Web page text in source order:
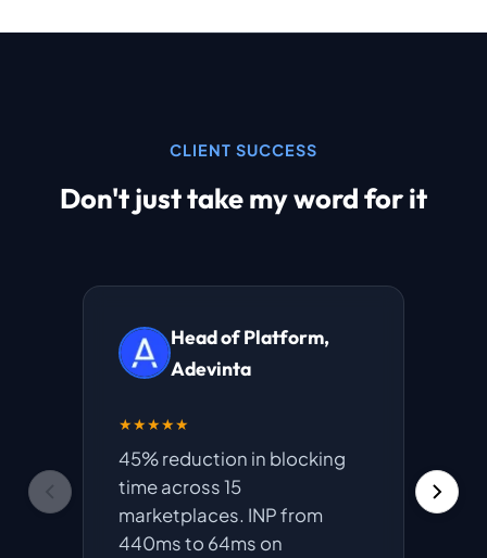
CLIENT SUCCESS
Don't just take my word for it
Head of Platform,
Adevinta
★★★★★
45% reduction in blocking
time across 15
marketplaces. INP from
440ms to 64ms on
from